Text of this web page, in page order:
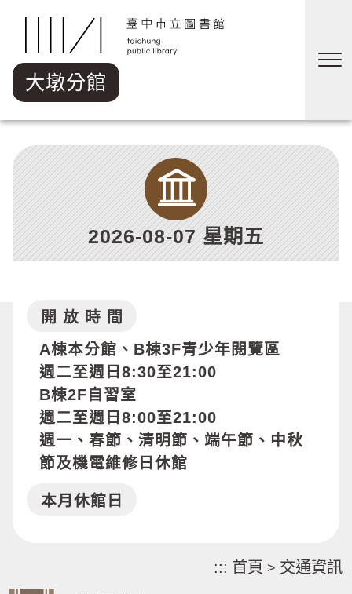
大墩分館
2026-08-07 星期五
開 放 時 間
A棟本分館、B棟3F青少年閱覽區
週二至週日8:30至21:00
B棟2F自習室
週二至週日8:00至21:00
週一、春節、清明節、端午節、中秋
節及機電維修日休館
本月休館日
::: 首頁 > 交通資訊